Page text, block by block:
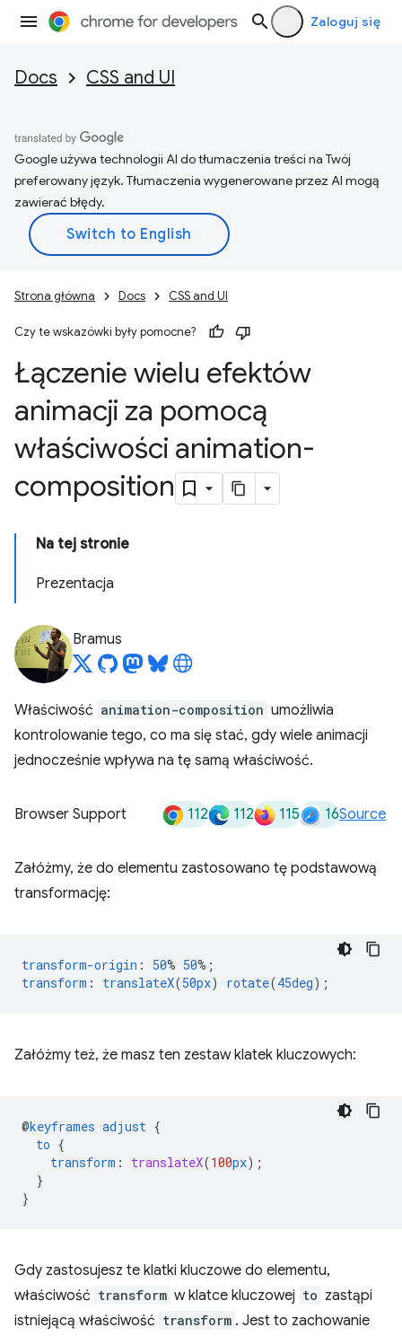
Zaloguj się
Docs CSS and UI
Google używa technologii AI do tłumaczenia treści na Twój
preferowany język. Tłumaczenia wygenerowane przez AI mogą
zawierać błędy.
Strona główna Docs CSS and UI
Czy te wskazówki były pomocne?
Łączenie wielu efektów
animacji za pomocą
właściwości animation-
composition
Na tej stronie
Prezentacja
Bramus
Właściwość animation-composition umożliwia
kontrolowanie tego, co ma się stać, gdy wiele animacji
jednocześnie wpływa na tę samą właściwość.
Browser Support 112 112 115 16Source
Załóżmy, że do elementu zastosowano tę podstawową
transformację:
transform-origin : 50% 50%;
transform : translateX(50px) rotate(45deg);
Załóżmy też, że masz ten zestaw klatek kluczowych:
@keyframes adjust {
to {
transform : translateX(100px);
}
}
Gdy zastosujesz te klatki kluczowe do elementu,
właściwość transform w klatce kluczowej to zastąpi
istniejącą właściwość transform . Jest to zachowanie